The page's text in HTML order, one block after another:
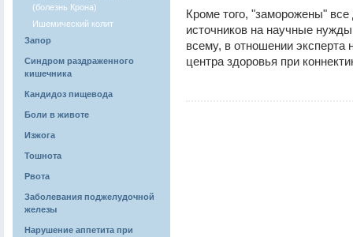
(болезнь Крона)
Ишемический колит
Запор
Синдром раздраженного
кишечника
Кандидоз пищевода
Боли в животе
Изжога
Тошнота
Рвота
Заболевания поджелудочной
железы
Нарушение аппетита при
Кроме того, "заморожены"
источников на научные
всему, в отношении эксперта
центра здоровья при